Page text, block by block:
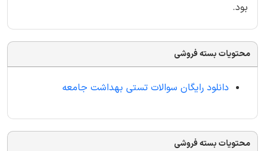
بود.
محتویات بسته فروشی
دانلود رایگان سوالات تستی بهداشت جامعه
محتویات بسته فروشی